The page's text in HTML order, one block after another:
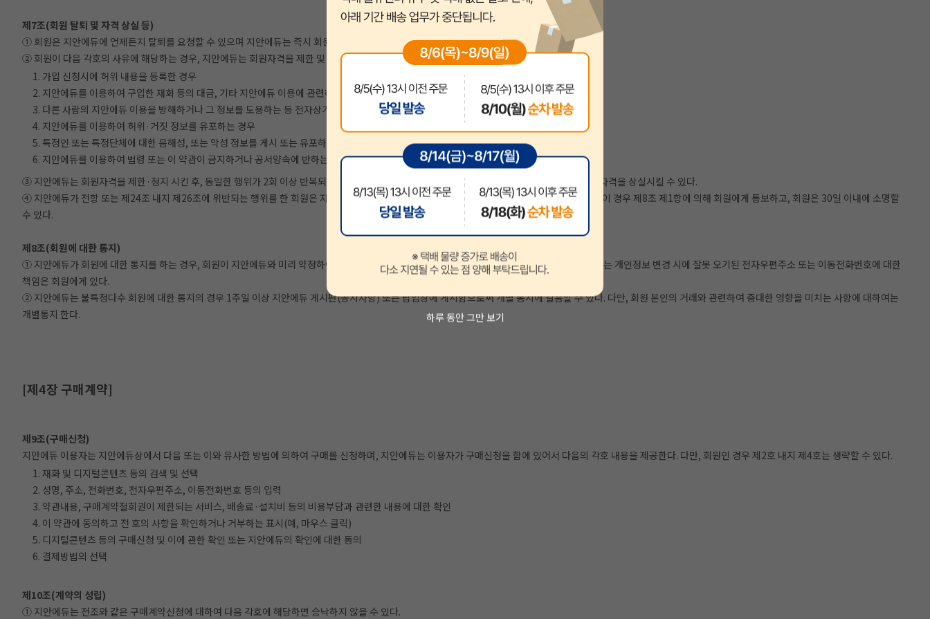
하루 동안 그만 보기
제7조(회원 탈퇴 및 자격 상실 등)
① 회원은 지안에듀에 언제든지 탈퇴를 요청할 수 있으며 지안에듀는 즉시 회원탈퇴를 처리한다.
② 회원이 다음 각호의 사유에 해당하는 경우, 지안에듀는 회원자격을 제한 및 정지시킬 수 있다.
1. 가입 신청시에 허위 내용을 등록한 경우
2. 지안에듀를 이용하여 구입한 재화 등의 대금, 기타 지안에듀 이용에 관련하여 회원이 부담하는 채무를 기일에 지급하지 않는 경우
3. 다른 사람의 지안에듀 이용을 방해하거나 그 정보를 도용하는 등 전자상거래 질서를 위협하는 경우
4. 지안에듀를 이용하여 허위·거짓 정보를 유포하는 경우
5. 특정인 또는 특정단체에 대한 음해성, 또는 악성 정보를 게시 또는 유포하는 경우
6. 지안에듀를 이용하여 법령 또는 이 약관이 금지하거나 공서양속에 반하는 행위를 하는 경우
③ 지안에듀는 회원자격을 제한·정지 시킨 후, 동일한 행위가 2회 이상 반복되거나 30일 이내에 그 사유가 시정되지 아니하는 경우 지안에듀는 회원자격을 상실시킬 수 있다.
④ 지안에듀가 전항 또는 제24조 내지 제26조에 위반되는 행위를 한 회원은 자격을 상실시킬 수 있으며, 상실시키는 경우에는 회원등록을 말소한다. 이 경우 제8조 제1항에 의해 회원에게 통보하고, 회원은 30일 이내에 소명할
수 있다.
제8조(회원에 대한 통지)
① 지안에듀가 회원에 대한 통지를 하는 경우, 회원이 지안에듀와 미리 약정하여 지정한 전자우편주소 또는 SMS로 할 수 있다. 다만, 회원가입당시 또는 개인정보 변경 시에 잘못 오기된 전자우편주소 또는 이동전화번호에 대한
책임은 회원에게 있다.
② 지안에듀는 불특정다수 회원에 대한 통지의 경우 1주일 이상 지안에듀 게시판(공지사항) 또는 팝업창에 게시함으로써 개별 통지에 갈음할 수 있다. 다만, 회원 본인의 거래와 관련하여 중대한 영향을 미치는 사항에 대하여는
개별통지 한다.
[제4장 구매계약]
제9조(구매신청)
지안에듀 이용자는 지안에듀상에서 다음 또는 이와 유사한 방법에 의하여 구매를 신청하며, 지안에듀는 이용자가 구매신청을 함에 있어서 다음의 각호 내용을 제공한다. 다만, 회원인 경우 제2호 내지 제4호는 생략할 수 있다.
1. 재화 및 디지털콘텐츠 등의 검색 및 선택
2. 성명, 주소, 전화번호, 전자우편주소, 이동전화번호 등의 입력
3. 약관내용, 구매계약철회권이 제한되는 서비스, 배송료·설치비 등의 비용부담과 관련한 내용에 대한 확인
4. 이 약관에 동의하고 전 호의 사항을 확인하거나 거부하는 표시(예, 마우스 클릭)
5. 디지털콘텐츠 등의 구매신청 및 이에 관한 확인 또는 지안에듀의 확인에 대한 동의
6. 결제방법의 선택
제10조(계약의 성립)
① 지안에듀는 전조와 같은 구매계약신청에 대하여 다음 각호에 해당하면 승낙하지 않을 수 있다.